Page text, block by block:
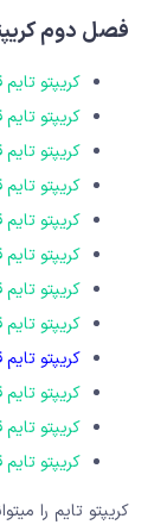
فصل دوم
کریپتو تایم
کریپتو تایم
کریپتو تایم
کریپتو تایم
کریپتو تایم
کریپتو تایم
کریپتو تایم
کریپتو تایم
کریپتو تایم
کریپتو تایم
کریپتو تایم
کریپتو تایم
کریپتو تایم را